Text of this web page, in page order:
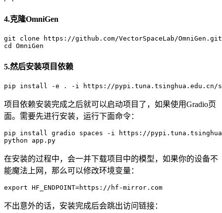
4.克隆OmniGen
git clone https://github.com/VectorSpaceLab/OmniGen.git
5.然后安装项目依赖
pip
项目依赖安装完成之后就可以启动项目了，如果使用Gradio页
面。需要先进行安装，运行下面命令：
pip install gradio spaces -i https://
在安装的过程中，会一并下载项目中的模型，如果你的设备不
能魔法上网，那么可以修改环境变量：
export
不出意外的话，安装完成后会跳出访问链接：